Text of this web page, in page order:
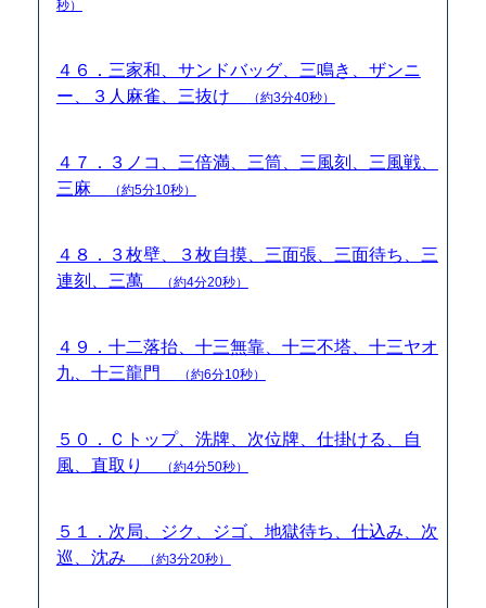
秒）
４６．三家和、サンドバッグ、三鳴き、ザンニ
ー、３人麻雀、三抜け
（約3分40秒）
４７．３ノコ、三倍満、三筒、三風刻、三風戦、
三麻
（約5分10秒）
４８．３枚壁、３枚自摸、三面張、三面待ち、三
連刻、三萬
（約4分20秒）
４９．十二落抬、十三無靠、十三不塔、十三ヤオ
九、十三龍門
（約6分10秒）
５０．Ｃトップ、洗牌、次位牌、仕掛ける、自
風、直取り
（約4分50秒）
５１．次局、ジク、ジゴ、地獄待ち、仕込み、次
巡、沈み
（約3分20秒）